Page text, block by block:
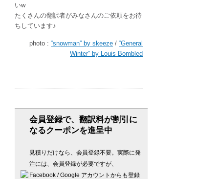
いw
たくさんの翻訳者がみなさんのご依頼をお待
ちしています♪
photo : “snowman” by skeeze / “General
Winter” by Louis Bombled
会員登録で、翻訳料が割引に
なるクーポンを進呈中
見積りだけなら、会員登録不要。実際に発
注には、会員登録が必要ですが、
Facebook / Google アカウントからも登録